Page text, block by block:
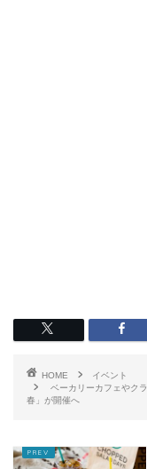
HOME
イベント
ベーカリーカフェやク
春」が開催へ